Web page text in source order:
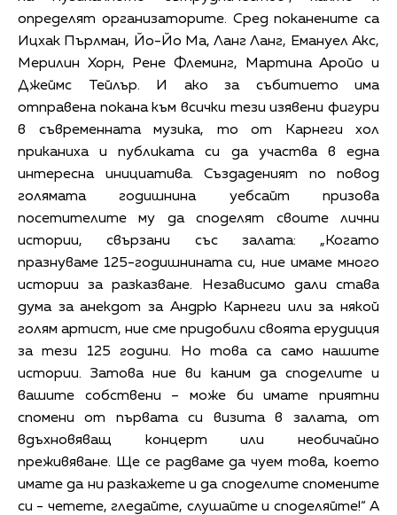
определят организаторите. Сред поканените са
Ицхак Пърлман, Йо-Йо Ма, Ланг Ланг, Емануел Акс,
Мерилин Хорн, Рене Флеминг, Мартина Аройо и
Джеймс Тейлър. И ако за събитието има
отправена покана към всички тези изявени фигури
в съвременната музика, то от Карнеги хол
приканиха и публиката си да участва в една
интересна инициатива. Създаденият по повод
голямата годишнина уебсайт призова
посетителите му да споделят своите лични
истории, свързани със залата: „Когато
празнуваме 125-годишнината си, ние имаме много
истории за разказване. Независимо дали става
дума за анекдот за Андрю Карнеги или за някой
голям артист, ние сме придобили своята ерудиция
за тези 125 години. Но това са само нашите
истории. Затова ние ви каним да споделите и
вашите собствени – може би имате приятни
спомени от първата си визита в залата, от
вдъхновяващ концерт или необичайно
преживяване. Ще се радваме да чуем това, което
имате да ни разкажете и да споделите спомените
си - четете, гледайте, слушайте и споделяйте!“ А